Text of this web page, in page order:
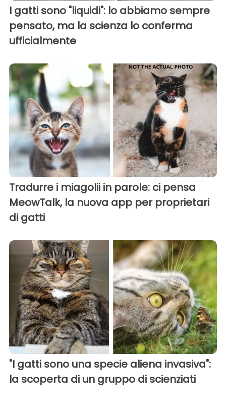
I gatti sono "liquidi": lo abbiamo sempre
pensato, ma la scienza lo conferma
ufficialmente
Tradurre i miagolii in parole: ci pensa
MeowTalk, la nuova app per proprietari
di gatti
"I gatti sono una specie aliena invasiva":
la scoperta di un gruppo di scienziati